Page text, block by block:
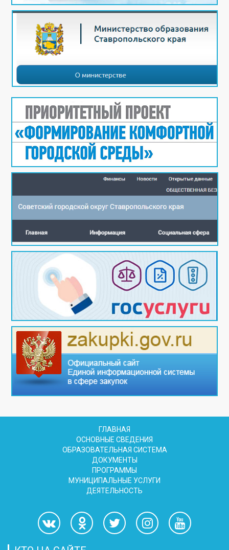
ГЛАВНАЯ
ОСНОВНЫЕ СВЕДЕНИЯ
ОБРАЗОВАТЕЛЬНАЯ СИСТЕМА
ДОКУМЕНТЫ
ПРОГРАММЫ
МУНИЦИПАЛЬНЫЕ УСЛУГИ
ДЕЯТЕЛЬНОСТЬ